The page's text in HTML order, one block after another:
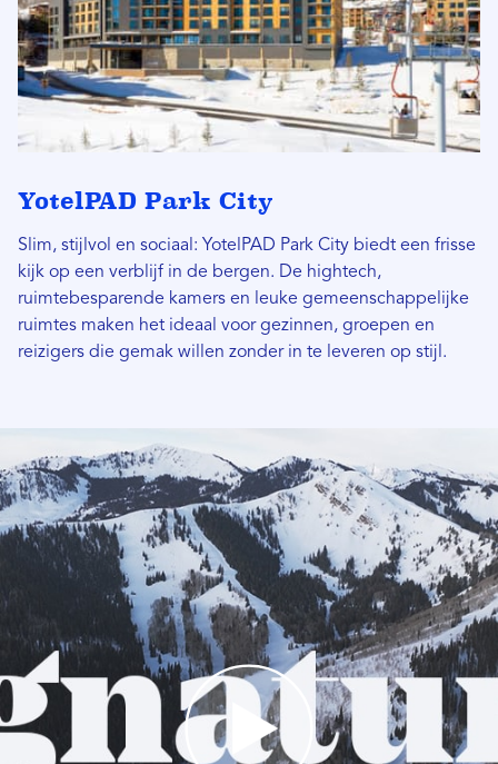
YotelPAD Park City
Slim, stijlvol en sociaal: YotelPAD Park City biedt een frisse
kijk op een verblijf in de bergen. De hightech,
ruimtebesparende kamers en leuke gemeenschappelijke
ruimtes maken het ideaal voor gezinnen, groepen en
reizigers die gemak willen zonder in te leveren op stijl.